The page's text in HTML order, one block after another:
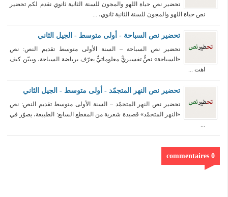
تحضير نص حياة اللهو والمجون للسنة الثانية ثانوي نقدم لكم تحضير
نص حياة اللهو والمجون للسنة الثانية ثانوي، ...
تحضير نص السباحة - أولى متوسط - الجيل الثاني
تحضير نص السباحة – السنة الأولى متوسط تقديم النص: نص
«السباحة» نصٌّ تفسيريٌّ معلوماتيٌّ يعرّف برياضة السباحة، ويبيّن كيف
اهت ...
تحضير نص النهر المتجمّد - أولى متوسط - الجيل الثاني
تحضير نص النهر المتجمّد – السنة الأولى متوسط تقديم النص: نص
«النهر المتجمّد» قصيدة شعرية من المقطع السابع: الطبيعة، يصوّر في
...
0 commentaires